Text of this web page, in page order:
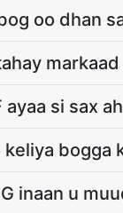
oo dhan
si sax
bogga
inaan u